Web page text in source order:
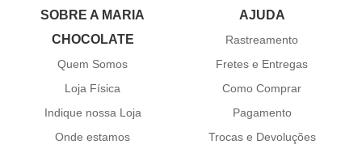
SOBRE A MARIA
CHOCOLATE
Quem Somos
Loja Física
Indique nossa Loja
Onde estamos
AJUDA
Rastreamento
Fretes e Entregas
Como Comprar
Pagamento
Trocas e Devoluções